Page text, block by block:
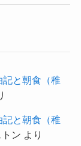
と朝食（稚
と朝食（稚
ン より